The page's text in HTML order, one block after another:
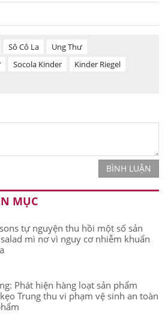
Sô Cô La
Ung Thư
Socola Kinder
Kinder Riegel
BÌNH LUẬN
MỤC
tự nguyện thu hồi một số sản
mì nơ vì nguy cơ nhiễm khuẩn
Phát hiện hàng loạt sản phẩm
Trung thu vi phạm vệ sinh an toàn